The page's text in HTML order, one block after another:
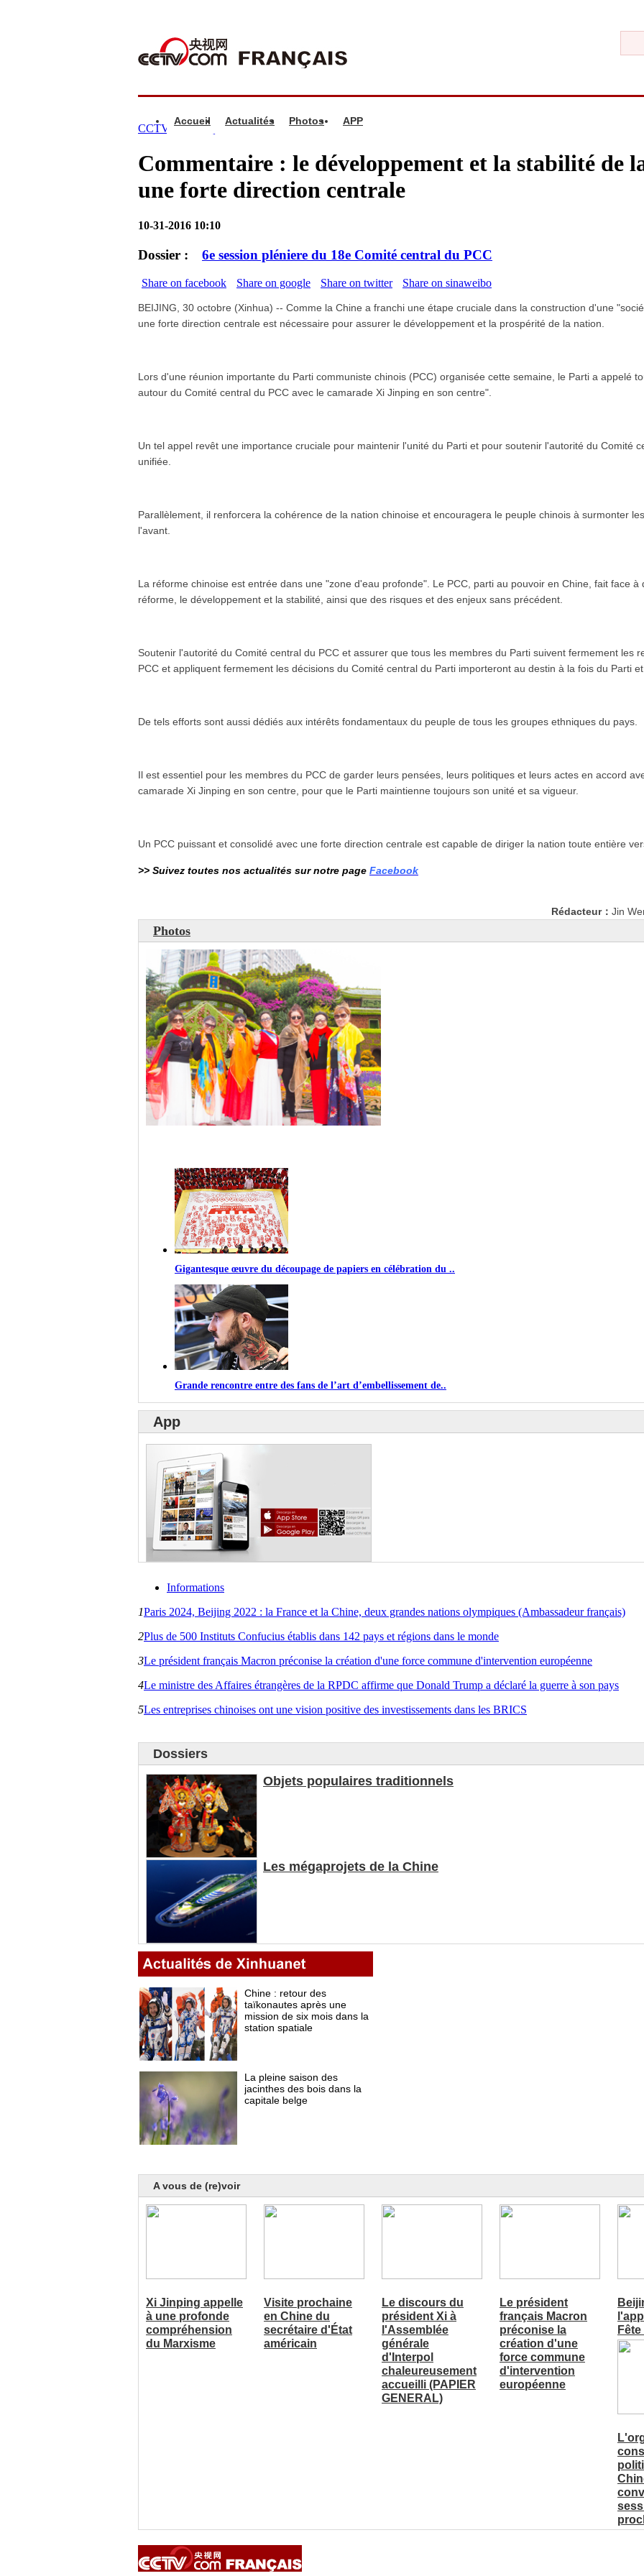
Accueil Actualités Photos APP
CCTV.com française > Infos> Chine
Commentaire : le développement et la stabilité de
une forte direction centrale
10-31-2016 10:10
Dossier : 6e session pléniere du 18e Comité central du PCC
Share on facebook Share on google Share on twitter Share on sinaweibo
BEIJING, 30 octobre (Xinhua) -- Comme la Chine a franchi une étape cruciale dans la construction d'une
une forte direction centrale est nécessaire pour assurer le développement et la prospérité de la nation.
Lors d'une réunion importante du Parti communiste chinois (PCC) organisée cette semaine, le Parti a appelé
autour du Comité central du PCC avec le camarade Xi Jinping en son centre".
Un tel appel revêt une importance cruciale pour maintenir l'unité du Parti et pour soutenir l'autorité du Comité
unifiée.
Parallèlement, il renforcera la cohérence de la nation chinoise et encouragera le peuple chinois à surmonter
l'avant.
La réforme chinoise est entrée dans une "zone d'eau profonde". Le PCC, parti au pouvoir en Chine, fait face à
réforme, le développement et la stabilité, ainsi que des risques et des enjeux sans précédent.
Soutenir l'autorité du Comité central du PCC et assurer que tous les membres du Parti suivent fermement les
PCC et appliquent fermement les décisions du Comité central du Parti importeront au destin à la fois du Parti
De tels efforts sont aussi dédiés aux intérêts fondamentaux du peuple de tous les groupes ethniques du pays.
Il est essentiel pour les membres du PCC de garder leurs pensées, leurs politiques et leurs actes en accord
camarade Xi Jinping en son centre, pour que le Parti maintienne toujours son unité et sa vigueur.
Un PCC puissant et consolidé avec une forte direction centrale est capable de diriger la nation toute entière
>> Suivez toutes nos actualités sur notre page Facebook
Rédacteur： Jin
Photos
Gigantesque œuvre du découpage de papiers en célébration du ..
Grande rencontre entre des fans de l’art d’embellissement de..
App
Informations
1Paris 2024, Beijing 2022 : la France et la Chine, deux grandes nations olympiques (Ambassadeur français)
2Plus de 500 Instituts Confucius établis dans 142 pays et régions dans le monde
3Le président français Macron préconise la création d'une force commune d'intervention européenne
4Le ministre des Affaires étrangères de la RPDC affirme que Donald Trump a déclaré la guerre à son pays
5Les entreprises chinoises ont une vision positive des investissements dans les BRICS
Dossiers
Objets populaires traditionnels
Les mégaprojets de la Chine
A vous de (re)voir
Xi Jinping appelle
à une profonde
compréhension
du Marxisme
Visite prochaine
en Chine du
secrétaire d'État
américain
Le discours du
président Xi à
l'Assemblée
générale
d'Interpol
chaleureusement
accueilli (PAPIER
GENERAL)
Le président
français Macron
préconise la
création d'une
force commune
d'intervention
européenne